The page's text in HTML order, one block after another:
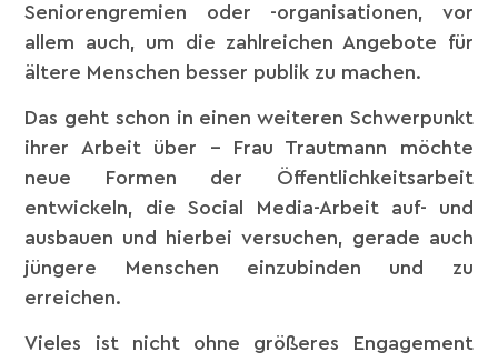
Seniorengremien oder -organisationen, vor
allem auch, um die zahlreichen Angebote für
ältere Menschen besser publik zu machen.
Das geht schon in einen weiteren Schwerpunkt
ihrer Arbeit über – Frau Trautmann möchte
neue Formen der Öffentlichkeitsarbeit
entwickeln, die Social Media-Arbeit auf- und
ausbauen und hierbei versuchen, gerade auch
jüngere Menschen einzubinden und zu
erreichen.
Vieles ist nicht ohne größeres Engagement